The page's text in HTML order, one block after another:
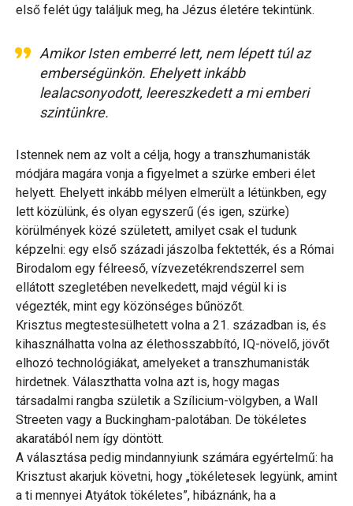
első felét úgy találjuk meg, ha Jézus életére tekintünk.
Amikor Isten emberré lett, nem lépett túl az
emberségünkön. Ehelyett inkább
lealacsonyodott, leereszkedett a mi emberi
szintünkre.
Istennek nem az volt a célja, hogy a transzhumanisták
módjára magára vonja a figyelmet a szürke emberi élet
helyett. Ehelyett inkább mélyen elmerült a létünkben, egy
lett közülünk, és olyan egyszerű (és igen, szürke)
körülmények közé született, amilyet csak el tudunk
képzelni: egy első századi jászolba fektették, és a Római
Birodalom egy félreeső, vízvezetékrendszerrel sem
ellátott szegletében nevelkedett, majd végül ki is
végezték, mint egy közönséges bűnözőt.
Krisztus megtestesülhetett volna a 21. században is, és
kihasználhatta volna az élethosszabbító, IQ-növelő, jövőt
elhozó technológiákat, amelyeket a transzhumanisták
hirdetnek. Választhatta volna azt is, hogy magas
társadalmi rangba születik a Szílicium-völgyben, a Wall
Streeten vagy a Buckingham-palotában. De tökéletes
akaratából nem így döntött.
A választása pedig mindannyiunk számára egyértelmű: ha
Krisztust akarjuk követni, hogy „tökéletesek legyünk, amint
a ti mennyei Atyátok tökéletes”, hibáznánk, ha a